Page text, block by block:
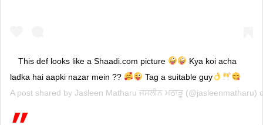
This def looks like a Shaadi.com picture
Kya koi acha
ladka hai aapki nazar mein ??
Tag a suitable guy
A post shared by Jasleen Matharu ਜਸਲੀਨ ਮਠਾੜੂ (@jasleenmatharu)